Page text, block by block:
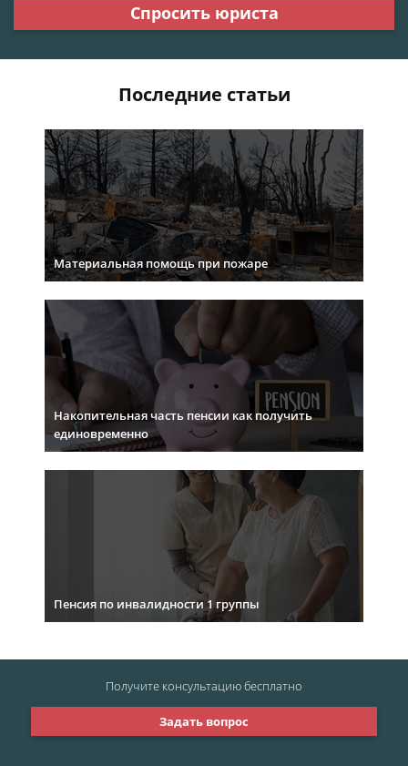
Спросить юриста
Последние статьи
Материальная помощь при пожаре
Накопительная часть пенсии как получить
единовременно
Пенсия по инвалидности 1 группы
Задать вопрос
Получите консультациюбесплатно